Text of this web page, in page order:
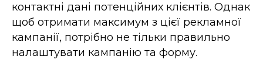
контактні дані потенційних клієнтів. Однак
щоб отримати максимум з цієї рекламної
кампанії, потрібно не тільки правильно
налаштувати кампанію та форму.